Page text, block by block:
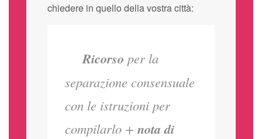
chiedere in quello della vostra città:
Ricorso per la
separazione consensuale
con le istruzioni per
compilarlo + nota di